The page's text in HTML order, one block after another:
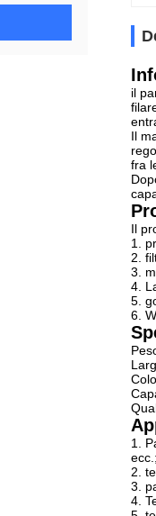
il
Il
fra
Il
1.
2.
3.
4.
5.
6.
1.
2.
3.
4.